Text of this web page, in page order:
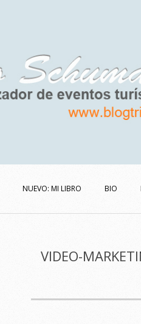
NUEVO: MI LIBRO BIO
VIDEO-